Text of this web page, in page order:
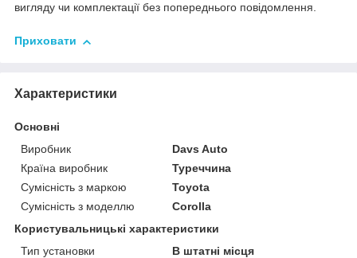
вигляду чи комплектації без попереднього повідомлення.
Приховати
Характеристики
Основні
Виробник
Davs Auto
Країна виробник
Туреччина
Сумісність з маркою
Toyota
Сумісність з моделлю
Corolla
Користувальницькі характеристики
Тип установки
В штатні місця